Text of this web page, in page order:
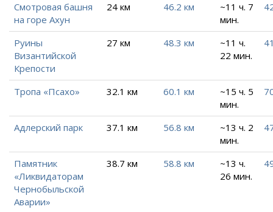
Смотровая башня
на горе Ахун
24 км 46.2 км
~11 ч. 7
мин.
Руины
Византийской
Крепости
27 км 48.3 км
~11 ч.
22 мин.
Тропа «Псахо» 32.1 км 60.1 км
~15 ч. 5
мин.
Адлерский парк 37.1 км 56.8 км
~13 ч. 2
мин.
Памятник
«Ликвидаторам
Чернобыльской
Аварии»
38.7 км 58.8 км
~13 ч.
26 мин.